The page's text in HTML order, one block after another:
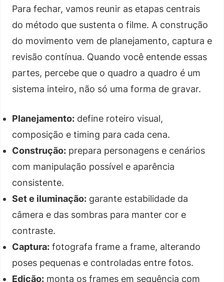
Para fechar, vamos reunir as etapas centrais
do método que sustenta o filme. A construção
do movimento vem de planejamento, captura e
revisão contínua. Quando você entende essas
partes, percebe que o quadro a quadro é um
sistema inteiro, não só uma forma de gravar.
Planejamento: define roteiro visual,
composição e timing para cada cena.
Construção: prepara personagens e cenários
com manipulação possível e aparência
consistente.
Set e iluminação: garante estabilidade da
câmera e das sombras para manter cor e
contraste.
Captura: fotografa frame a frame, alterando
poses pequenas e controladas entre fotos.
Edição: monta os frames em sequência com